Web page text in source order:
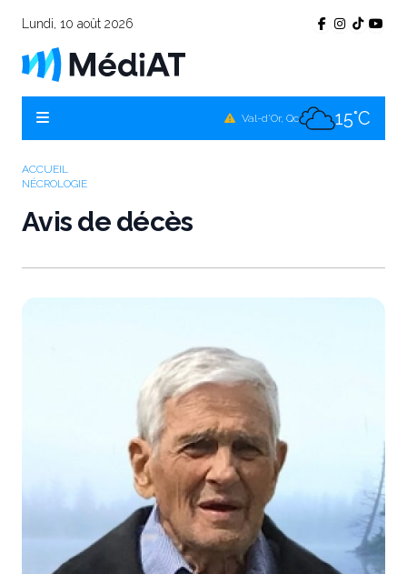
Lundi, 10 août 2026
Val-d'Or, Qc 15°C
ACCUEIL
NÉCROLOGIE
Avis de décès